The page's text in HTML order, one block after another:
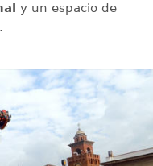
y un espacio de